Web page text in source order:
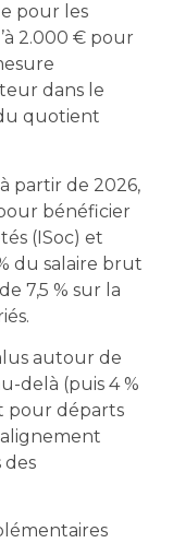
pour les
2.000 € pour
dans le
quotient
à partir de 2026,
bénéficier
(ISoc) et
du salaire brut
7,5 % sur la
autour de
delà (puis 4 %
pour départs
des